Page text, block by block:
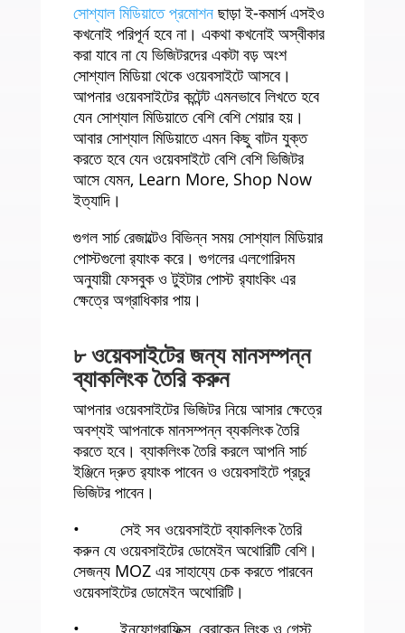
সোশ্যাল মিডিয়াতে প্রমোশনছাড়া ই-কমার্স এসইও
কখনোই পরিপূর্ন হবে না। একথা কখনোই অস্বীকার
করা যাবে না যে ভিজিটরদের একটা বড় অংশ
সোশ্যাল মিডিয়া থেকে ওয়েবসাইটে আসবে।
আপনার ওয়েবসাইটের কন্টেন্ট এমনভাবে লিখতে হবে
যেন সোশ্যাল মিডিয়াতে বেশি বেশি শেয়ার হয়।
আবার সোশ্যাল মিডিয়াতে এমন কিছু বাটন যুক্ত
করতে হবে যেন ওয়েবসাইটে বেশি বেশি ভিজিটর
আসে যেমন, Learn More, Shop Now
ইত্যাদি।
গুগল সার্চ রেজাল্টেও বিভিন্ন সময় সোশ্যাল মিডিয়ার
পোস্টগুলো র‍্যাংক করে। গুগলের এলগোরিদম
অনুযায়ী ফেসবুক ও টুইটার পোস্ট র‍্যাংকিং এর
ক্ষেত্রে অগ্রাধিকার পায়।
৮ ওয়েবসাইটের জন্য মানসম্পন্ন
ব্যাকলিংক তৈরি করুন
আপনার ওয়েবসাইটের ভিজিটর নিয়ে আসার ক্ষেত্রে
অবশ্যই আপনাকে মানসম্পন্ন ব্যকলিংক তৈরি
করতে হবে। ব্যাকলিংক তৈরি করলে আপনি সার্চ
ইঞ্জিনে দ্রুত র‍্যাংক পাবেন ও ওয়েবসাইটে প্রচুর
ভিজিটর পাবেন।
• সেই সব ওয়েবসাইটে ব্যাকলিংক তৈরি
করুন যে ওয়েবসাইটের ডোমেইন অথোরিটি বেশি।
সেজন্য MOZ এর সাহায্যে চেক করতে পারবেন
ওয়েবসাইটের ডোমেইন অথোরিটি।
• ইনফোগ্রাফিক্স, ব্রোকেন লিংক ও গেস্ট